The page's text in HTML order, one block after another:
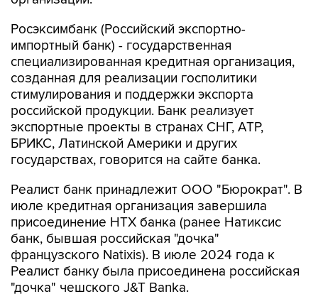
Росэксимбанк (Российский экспортно-
импортный банк) - государственная
специализированная кредитная организация,
созданная для реализации госполитики
стимулирования и поддержки экспорта
российской продукции. Банк реализует
экспортные проекты в странах СНГ, АТР,
БРИКС, Латинской Америки и других
государствах, говорится на сайте банка.
Реалист банк принадлежит ООО "Бюрократ". В
июле кредитная организация завершила
присоединение НТХ банка (ранее Натиксис
банк, бывшая российская "дочка"
французского Natixis). В июле 2024 года к
Реалист банку была присоединена российская
"дочка" чешского J&T Banka.